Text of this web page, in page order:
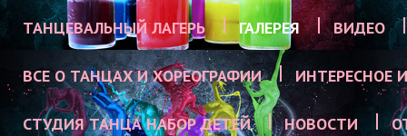
ТАНЦЕВАЛЬНЫЙ ЛАГЕРЬ ГАЛЕРЕЯ ВИДЕО
ВСЕ О ТАНЦАХ И ХОРЕОГРАФИИ ИНТЕРЕСНОЕ
СТУДИЯ ТАНЦА НАБОР ДЕТЕЙ НОВОСТИ